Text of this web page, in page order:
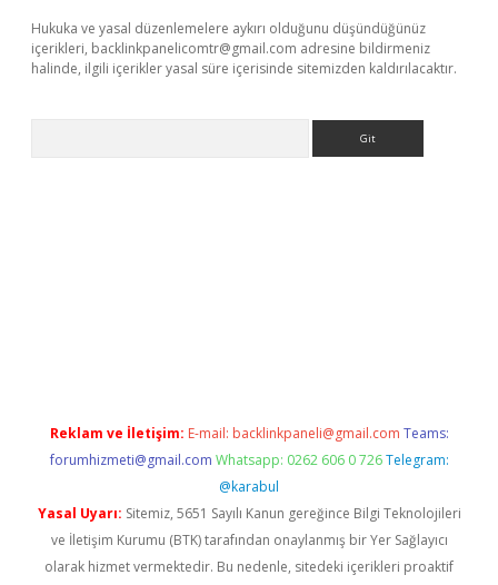
Hukuka ve yasal düzenlemelere aykırı olduğunu düşündüğünüz
içerikleri, backlinkpanelicomtr@gmail.com adresine bildirmeniz
halinde, ilgili içerikler yasal süre içerisinde sitemizden kaldırılacaktır.
Reklam ve İletişim: E-mail: backlinkpaneli@gmail.com Teams:
forumhizmeti@gmail.com Whatsapp: 0262 606 0 726 Telegram:
@karabul
Yasal Uyarı: Sitemiz, 5651 Sayılı Kanun gereğince Bilgi Teknolojileri
ve İletişim Kurumu (BTK) tarafından onaylanmış bir Yer Sağlayıcı
olarak hizmet vermektedir. Bu nedenle, sitedeki içerikleri proaktif